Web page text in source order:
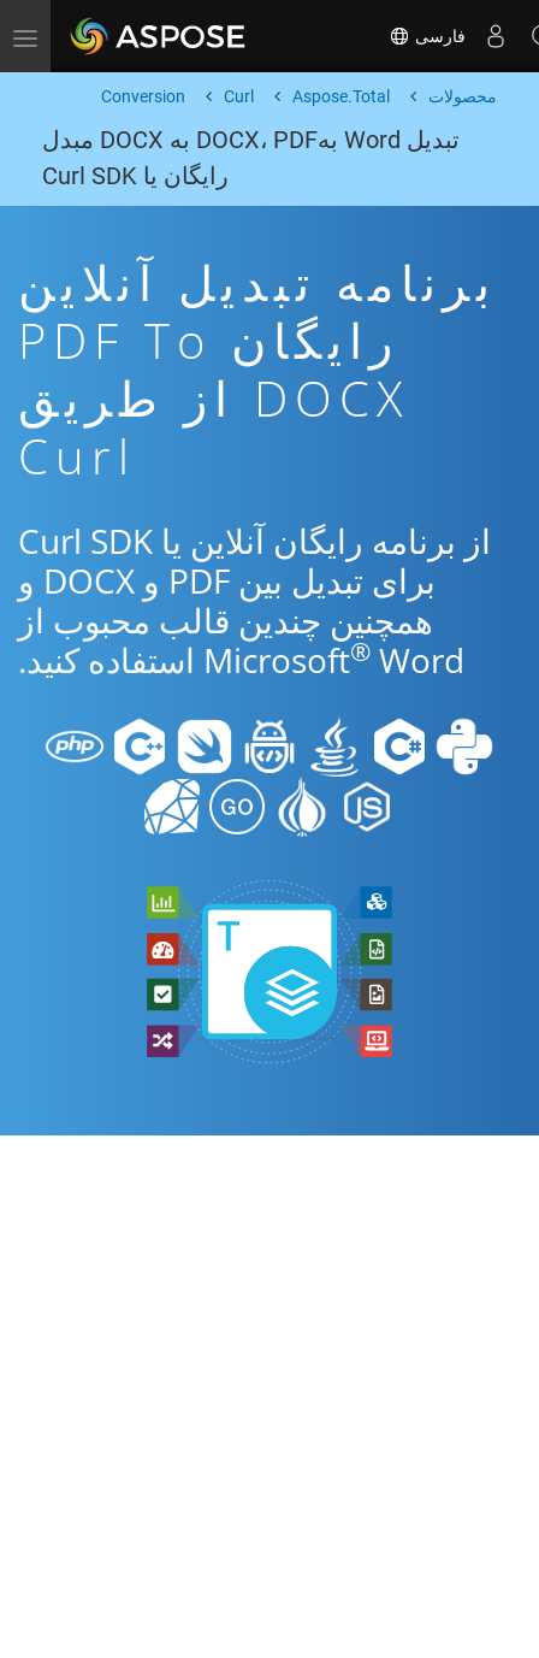
Toggle navigation فارسی
محصولات Aspose.Total
Curl
Conversion
تبدیل Word بهDOCX، PDF به DOCX مبدل
رایگان یا Curl SDK
برنامه تبدیل آنلاین
رایگان PDF To
DOCX از طریق
Curl
از برنامه رایگان آنلاین یا Curl SDK
برای تبدیل بین PDF و DOCX و
همچنین چندین قالب محبوب از
Microsoft® Word استفاده کنید.